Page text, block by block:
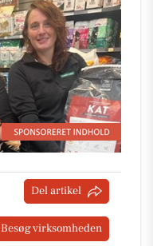
Del artikel
Besøg virksomheden